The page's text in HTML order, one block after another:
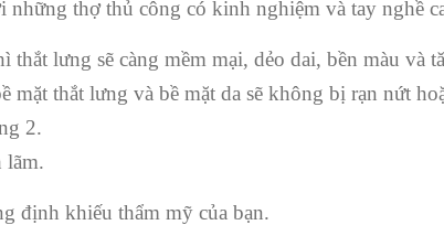
thợ thủ công có kinh nghiệm và tay nghề
lưng sẽ càng mềm mại, dẻo dai, bền màu và
mặt thắt lưng và bề mặt da sẽ không bị rạn nứt
2.
lãm.
định khiếu thẩm mỹ của bạn.